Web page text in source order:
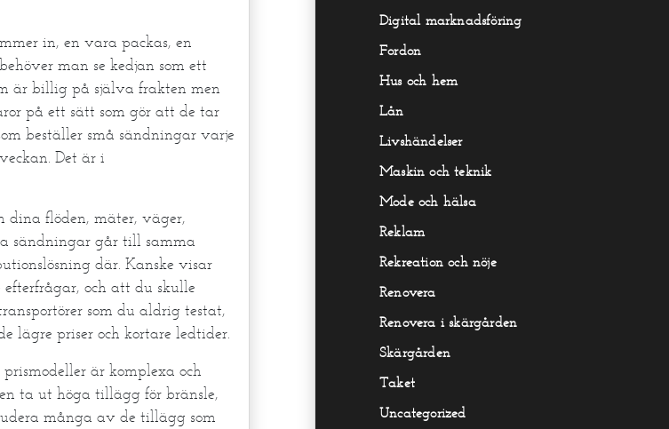
in, en vara packas, en
man se kedjan som ett
är billig på själva frakten men
på ett sätt som gör att de tar
beställer små sändningar varje
Det är i
dina flöden, mäter, väger,
sändningar går till samma
där. Kanske visar
och att du skulle
som du aldrig testat,
lägre priser och kortare ledtider.
är komplexa och
ta ut höga tillägg för bränsle,
många av de tillägg som
Digital marknadsföring
Fordon
Hus och hem
Lån
Livshändelser
Maskin och teknik
Mode och hälsa
Reklam
Rekreation och nöje
Renovera
Renovera i skärgården
Skärgården
Taket
Uncategorized